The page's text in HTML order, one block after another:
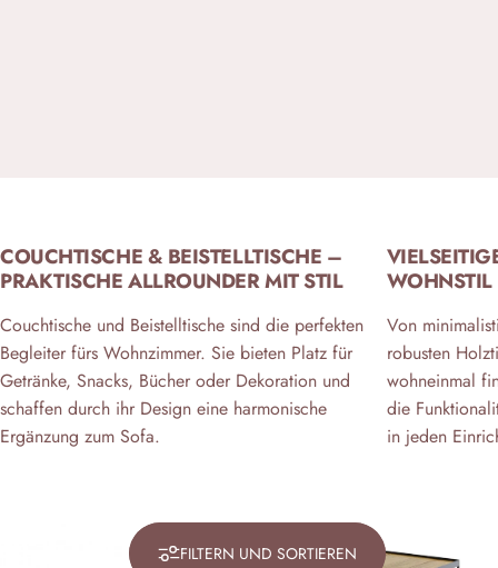
COUCHTISCHE & BEISTELLTISCHE –
PRAKTISCHE ALLROUNDER MIT STIL
Couchtische und Beistelltische sind die perfekten
Begleiter fürs Wohnzimmer. Sie bieten Platz für
Getränke, Snacks, Bücher oder Dekoration und
schaffen durch ihr Design eine harmonische
Ergänzung zum Sofa.
WOHNSTIL
Von
robusten
wohneinmal
die
in jeden
FILTERN UND SORTIEREN